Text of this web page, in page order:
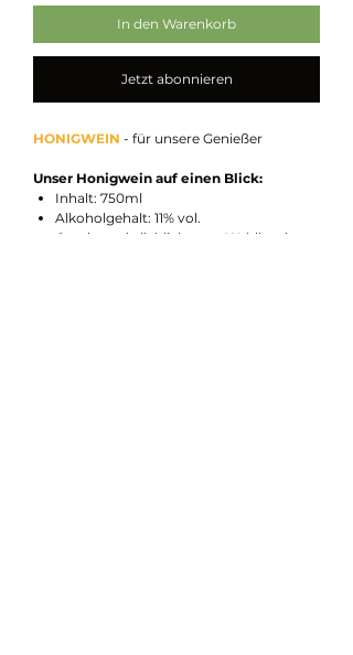
In den Warenkorb
Jetzt abonnieren
HONIGWEIN - für unsere Genießer
Unser Honigwein auf einen Blick:
Inhalt: 750ml
Alkoholgehalt: 11% vol.
Geschmack: lieblich - aus Waldhonig